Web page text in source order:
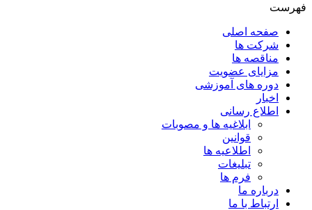
فهرست
صفحه اصلی
شرکت ها
مناقصه ها
مزایای عضویت
دوره های آموزشی
اخبار
اطلاع رسانی
ابلاغیه ها و مصوبات
قوانین
اطلاعیه ها
تبلیغات
فرم ها
درباره ما
ارتباط با ما